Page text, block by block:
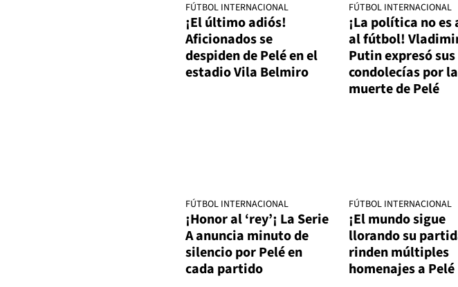
FÚTBOL INTERNACIONAL
¡El último adiós!
Aficionados se
despiden de Pelé en el
estadio Vila Belmiro
FÚTBOL INTERNACIONAL
¡La política no es
al fútbol!
Putin expresó sus
condolecías por la
muerte de Pelé
FÚTBOL INTERNACIONAL
¡Honor al ‘rey’¡ La Serie
A anuncia minuto de
silencio por Pelé en
cada partido
FÚTBOL INTERNACIONAL
¡El mundo sigue
llorando su
rinden múltiples
homenajes a Pelé